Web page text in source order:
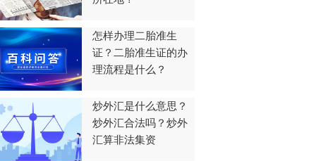
怎样办理二胎准生
证？二胎准生证的办
理流程是什么？
炒外汇是什么意思？
炒外汇合法吗？炒外
汇算非法集资